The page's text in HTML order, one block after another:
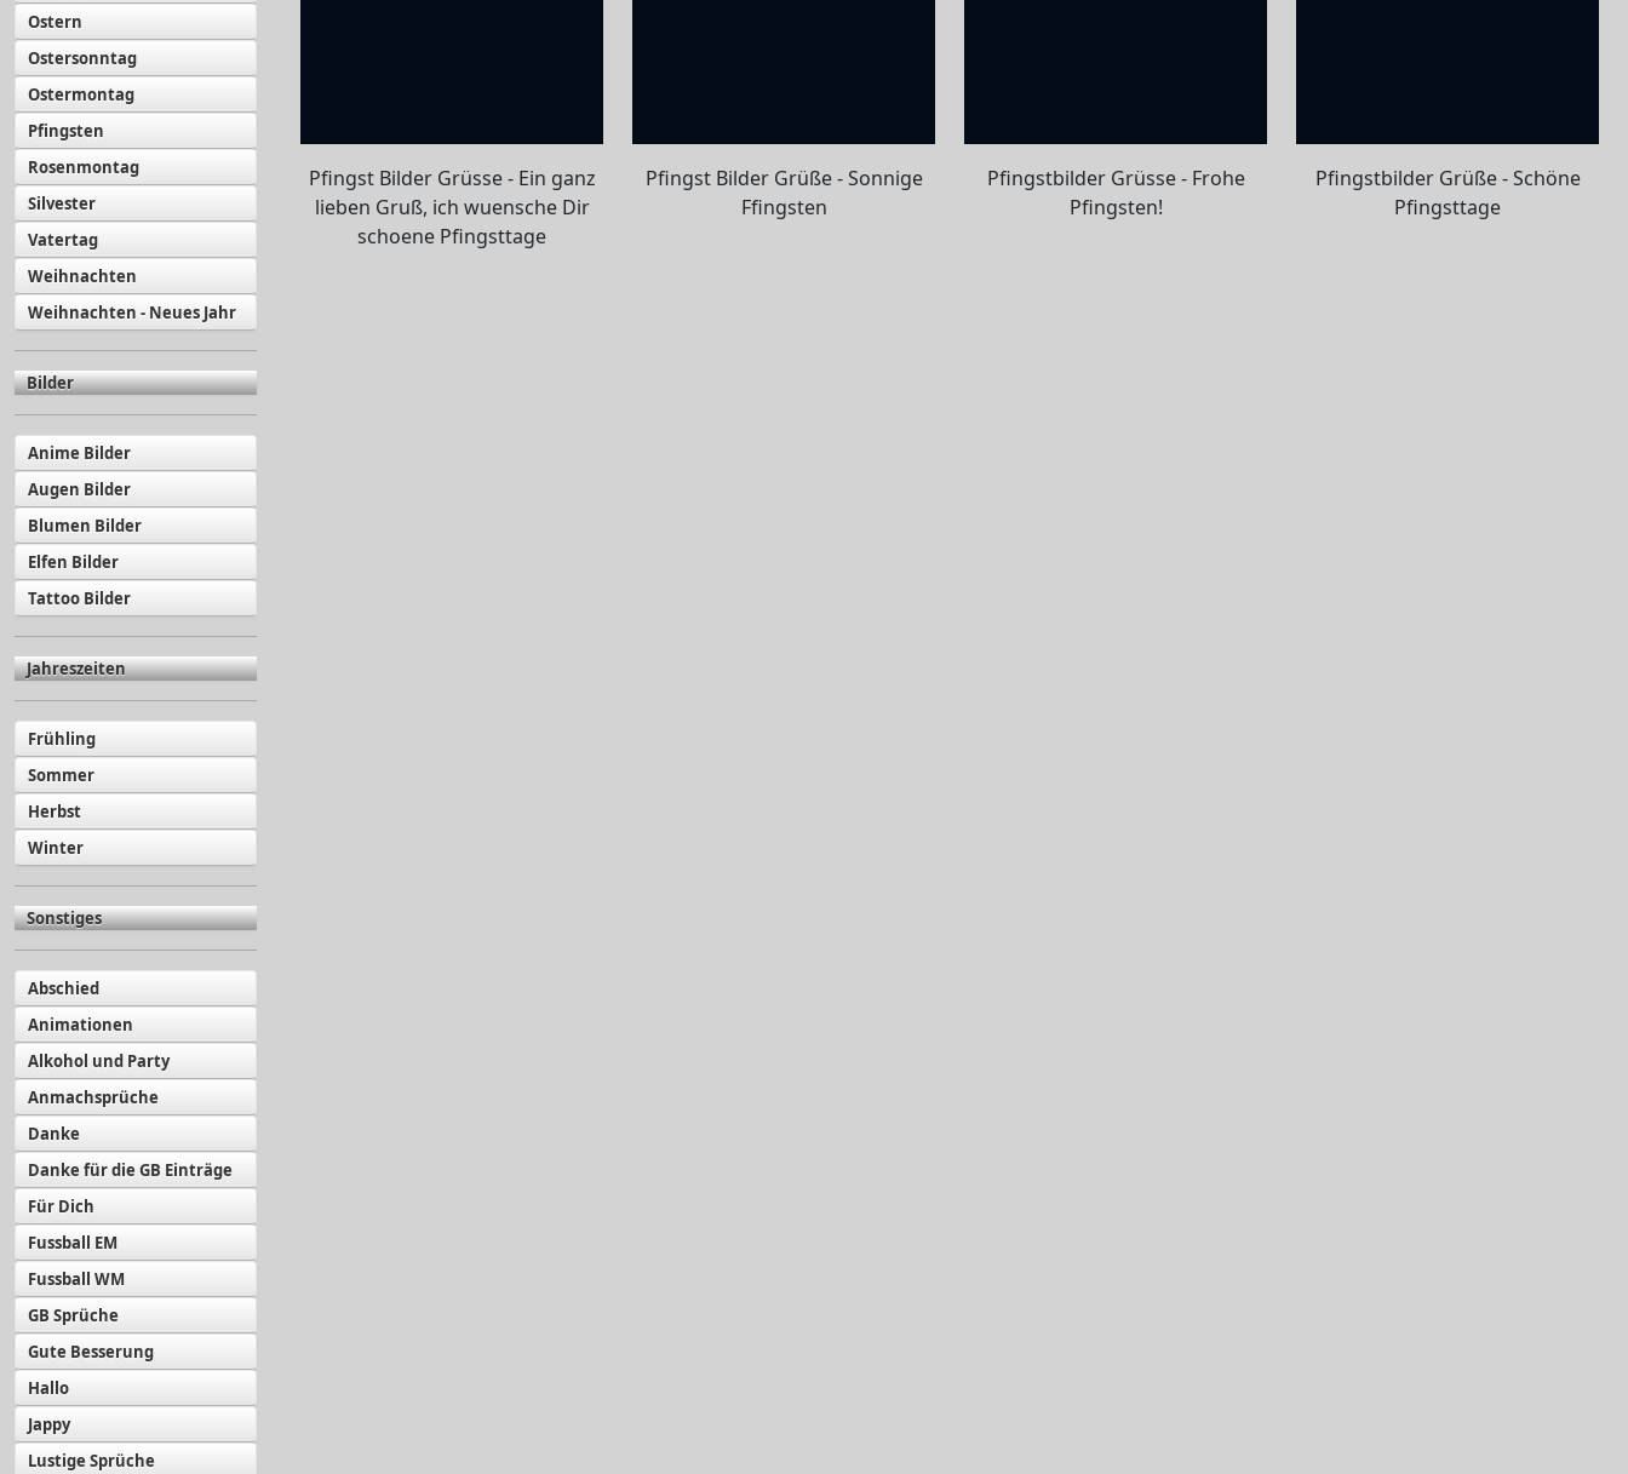
Ostern
Ostersonntag
Ostermontag
Pfingsten
Rosenmontag
Silvester
Vatertag
Weihnachten
Weihnachten - Neues Jahr
Bilder
Anime Bilder
Augen Bilder
Blumen Bilder
Elfen Bilder
Tattoo Bilder
Jahreszeiten
Frühling
Sommer
Herbst
Winter
Sonstiges
Abschied
Animationen
Alkohol und Party
Anmachsprüche
Danke
Danke für die GB Einträge
Für Dich
Fussball EM
Fussball WM
GB Sprüche
Gute Besserung
Hallo
Jappy
Lustige Sprüche
Pfingst Bilder Grüsse - Ein ganz
lieben Gruß, ich wuensche Dir
schoene Pfingsttage
Pfingst Bilder Grüße - Sonnige
Ffingsten
Pfingstbilder Grüsse - Frohe
Pfingsten!
Pfingstbilder Grüße - Schöne
Pfingsttage